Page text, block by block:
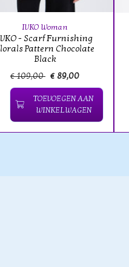
IVKO Woman
- Scarf Furnishing
Pattern Chocolate
Black
€ 109,00 € 89,00
TOEVOEGEN AAN
WINKELWAGEN